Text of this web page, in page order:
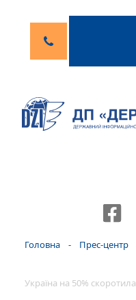
Головна - Прес-центр
Україна на 50%